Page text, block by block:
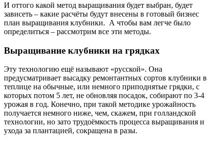
И оттого какой метод выращивания будет выбран, будет
зависеть – какие расчёты будут внесены в готовый бизнес
план выращивания клубники. А чтобы вам легче было
определиться – рассмотрим все эти методы.
Выращивание клубники на грядках
Эту технологию ещё называют «русской». Она
предусматривает высадку ремонтантных сортов клубники в
теплице на обычные, или немного приподнятые грядки, с
которых потом 5 лет, не обновляя посадок, собирают по 3-4
урожая в год. Конечно, при такой методике урожайность
получается немного ниже, чем, скажем, при голландской
технологии, но зато трудоёмкость процесса выращивания и
ухода за плантацией, сокращена в разы.